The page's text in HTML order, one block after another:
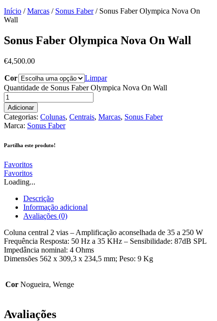
Início /Marcas / Sonus Faber/ Sonus Faber Olympica Nova On
Wall
Sonus Faber Olympica Nova On Wall
€4,500.00
Cor
Limpar
Quantidade de Sonus Faber Olympica Nova On Wall
Adicionar
Categorias: Colunas, Centrais, Marcas, Sonus Faber
Marca: Sonus Faber
Partilha este produto!
Favoritos
Favoritos
Loading...
Descrição
Informação adicional
Avaliações (0)
Coluna central 2 vias – Amplificação aconselhada de 35 a 250 W
Frequência Resposta: 50 Hz a 35 KHz – Sensibilidade: 87dB SPL
Impedância nominal: 4 Ohms
Dimensões 562 x 309,3 x 234,5 mm; Peso: 9 Kg
Cor Nogueira, Wenge
Avaliações